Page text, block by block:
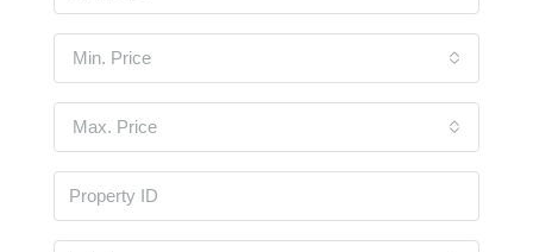
Min. Price
Max. Price